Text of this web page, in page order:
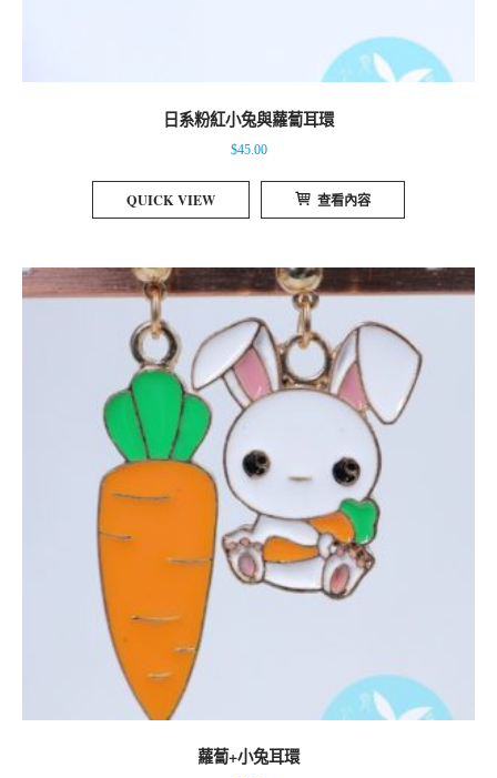
日系粉紅小兔與蘿蔔耳環
$45.00
QUICK VIEW 查看內容
蘿蔔+小兔耳環